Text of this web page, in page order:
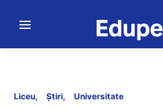
Liceu Știri Universitate